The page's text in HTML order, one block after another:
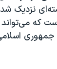
نزدیک
که